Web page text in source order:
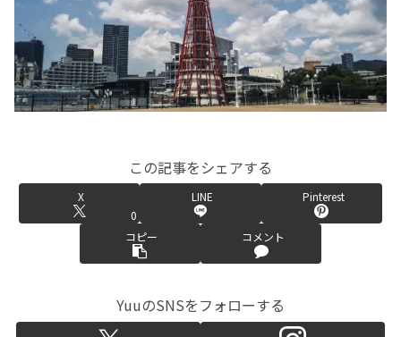
この記事をシェアする
X
0
LINE Pinterest
コピー コメント
YuuのSNSをフォローする